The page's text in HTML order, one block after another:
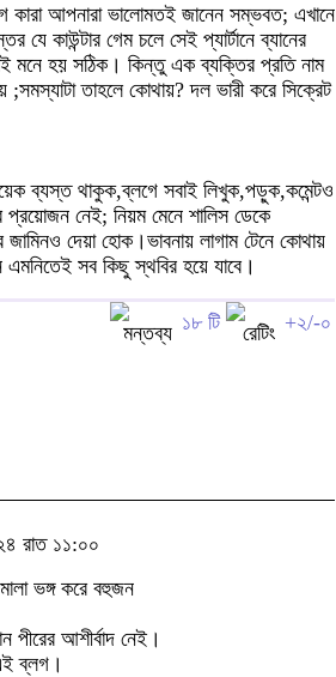
কারা আপনারা ভালোমতই জানেন সম্ভবত; এখানে
যে কাউন্টার গেম চলে সেই প্যার্টানে ব্যানের
মনে হয় সঠিক। কিন্তু এক ব্যক্তির প্রতি নাম
;সমস্যাটা তাহলে কোথায়? দল ভারী করে সিক্রেট
ব্যস্ত থাকুক,ব্লগে সবাই লিখুক,পড়ুক,কমেন্টও
নেই; নিয়ম মেনে শালিস ডেকে
দেয়া হোক।ভাবনায় লাগাম টেনে কোথায়
এমনিতেই সব কিছু স্থবির হয়ে যাবে।
১৮ টি +২/-০
রাত ১১:০০
ভঙ্গ করে বহুজন
আশীর্বাদ নেই।
ব্লগ।